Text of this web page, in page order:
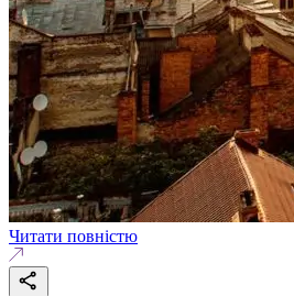
Читати повністю